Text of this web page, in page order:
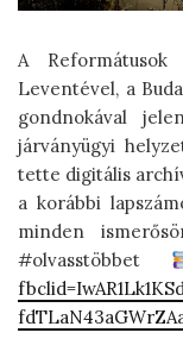
A
Leventével, a
gondnokával
járványügyi
tette digitális
a korábbi
minden
#olvasstöbbet